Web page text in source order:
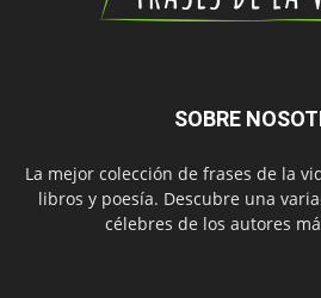
SOBRE
La mejor colección de frases de la
libros y poesía. Descubre una
célebres de los autores